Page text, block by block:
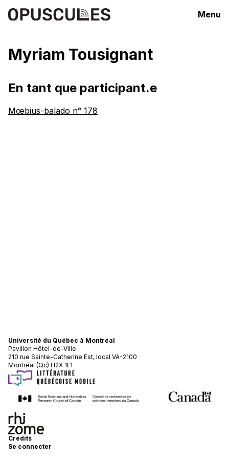
Menu
Myriam Tousignant
En tant que participant.e
Mœbius-balado n° 178
Université du Québec à Montréal
Pavillon Hôtel-de-Ville
210 rue Sainte-Catherine Est, local VA-2100
Montréal (Qc) H2X 1L1
Crédits
Se connecter